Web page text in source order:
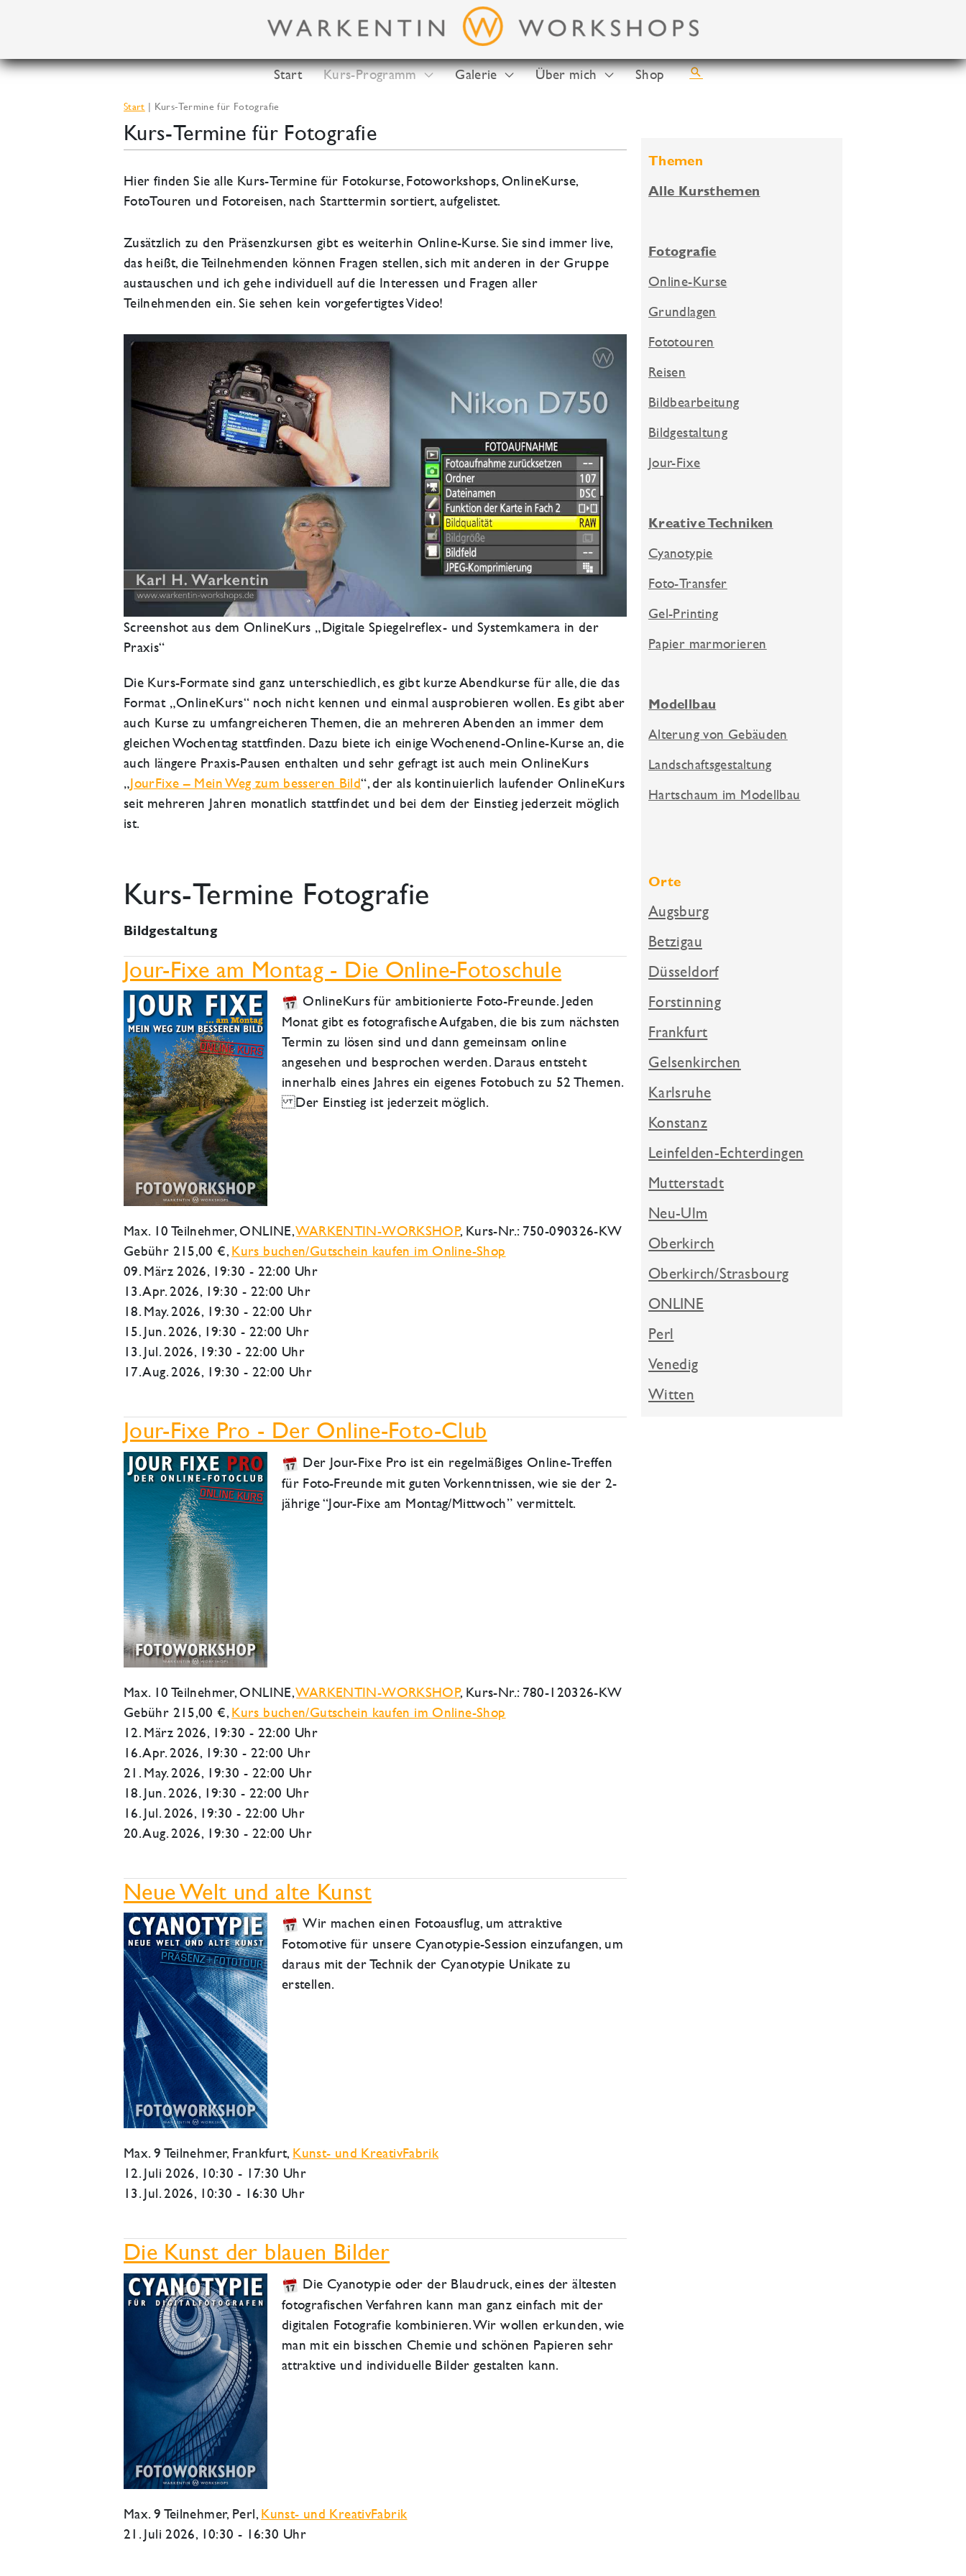
Start Kurs-Programm Galerie Über mich Shop Suchen
Start Kurs-Termine für Fotografie
Kurs-Termine für Fotografie
Hier finden Sie alle Kurs-Termine für Fotokurse, Fotoworkshops, OnlineKurse,
FotoTouren und Fotoreisen, nach Starttermin sortiert, aufgelistet.
Zusätzlich zu den Präsenzkursen gibt es weiterhin Online-Kurse. Sie sind immer live,
das heißt, die Teilnehmenden können Fragen stellen, sich mit anderen in der Gruppe
austauschen und ich gehe individuell auf die Interessen und Fragen aller
Teilnehmenden ein. Sie sehen kein vorgefertigtes Video!
Screenshot aus dem OnlineKurs „Digitale Spiegelreflex- und Systemkamera in der
Praxis“
Die Kurs-Formate sind ganz unterschiedlich, es gibt kurze Abendkurse für alle, die das
Format „OnlineKurs“ noch nicht kennen und einmal ausprobieren wollen. Es gibt aber
auch Kurse zu umfangreicheren Themen, die an mehreren Abenden an immer dem
gleichen Wochentag stattfinden. Dazu biete ich einige Wochenend-Online-Kurse an, die
auch längere Praxis-Pausen enthalten und sehr gefragt ist auch mein OnlineKurs
„JourFixe – Mein Weg zum besseren Bild“, der als kontinuierlich laufender OnlineKurs
seit mehreren Jahren monatlich stattfindet und bei dem der Einstieg jederzeit möglich
ist.
Kurs-Termine Fotografie
Bildgestaltung
Jour-Fixe am Montag - Die Online-Fotoschule
OnlineKurs für ambitionierte Foto-Freunde. Jeden
Monat gibt es fotografische Aufgaben, die bis zum nächsten
Termin zu lösen sind und dann gemeinsam online
angesehen und besprochen werden. Daraus entsteht
innerhalb eines Jahres ein eigenes Fotobuch zu 52 Themen.
Der Einstieg ist jederzeit möglich.
Max. 10 Teilnehmer,ONLINE,WARKENTIN-WORKSHOP, Kurs-Nr.: 750-090326-KW
Gebühr 215,00 €, Kurs buchen/Gutschein kaufen im Online-Shop
09. März 2026, 19:30 - 22:00 Uhr
13. Apr. 2026, 19:30 - 22:00 Uhr
18. May. 2026, 19:30 - 22:00 Uhr
15. Jun. 2026, 19:30 - 22:00 Uhr
13. Jul. 2026, 19:30 - 22:00 Uhr
17. Aug. 2026, 19:30 - 22:00 Uhr
Jour-Fixe Pro - Der Online-Foto-Club
Der Jour-Fixe Pro ist ein regelmäßiges Online-Treffen
für Foto-Freunde mit guten Vorkenntnissen, wie sie der 2-
jährige “Jour-Fixe am Montag/Mittwoch” vermittelt.
Max. 10 Teilnehmer,ONLINE,WARKENTIN-WORKSHOP, Kurs-Nr.: 780-120326-KW
Gebühr 215,00 €, Kurs buchen/Gutschein kaufen im Online-Shop
12. März 2026, 19:30 - 22:00 Uhr
16. Apr. 2026, 19:30 - 22:00 Uhr
21. May. 2026, 19:30 - 22:00 Uhr
18. Jun. 2026, 19:30 - 22:00 Uhr
16. Jul. 2026, 19:30 - 22:00 Uhr
20. Aug. 2026, 19:30 - 22:00 Uhr
Neue Welt und alte Kunst
Wir machen einen Fotoausflug, um attraktive
Fotomotive für unsere Cyanotypie-Session einzufangen, um
daraus mit der Technik der Cyanotypie Unikate zu
erstellen.
Max. 9 Teilnehmer, Frankfurt, Kunst- und KreativFabrik
12. Juli 2026, 10:30 - 17:30 Uhr
13. Jul. 2026, 10:30 - 16:30 Uhr
Die Kunst der blauen Bilder
Die Cyanotypie oder der Blaudruck, eines der ältesten
fotografischen Verfahren kann man ganz einfach mit der
digitalen Fotografie kombinieren. Wir wollen erkunden, wie
man mit ein bisschen Chemie und schönen Papieren sehr
attraktive und individuelle Bilder gestalten kann.
Max. 9 Teilnehmer, Perl, Kunst- und KreativFabrik
21. Juli 2026, 10:30 - 16:30 Uhr
Themen
Alle Kursthemen
Fotografie
Online-Kurse
Grundlagen
Fototouren
Reisen
Bildbearbeitung
Bildgestaltung
Jour-Fixe
Kreative Techniken
Cyanotypie
Foto-Transfer
Gel-Printing
Papier marmorieren
Modellbau
Alterung von Gebäuden
Landschaftsgestaltung
Hartschaum im Modellbau
Orte
Augsburg
Betzigau
Düsseldorf
Forstinning
Frankfurt
Gelsenkirchen
Karlsruhe
Konstanz
Leinfelden-Echterdingen
Mutterstadt
Neu-Ulm
Oberkirch
Oberkirch/Strasbourg
ONLINE
Perl
Venedig
Witten